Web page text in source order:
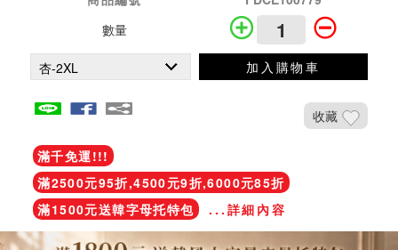
數量
加入購物車
收藏
滿千免運!!!
滿2500元95折,4500元9折,6000元85折
滿1500元送韓字母托特包
...詳細內容